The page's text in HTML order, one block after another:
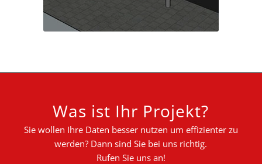
Was ist Ihr Projekt?
Sie wollen Ihre Daten besser nutzen um effizienter zu
werden? Dann sind Sie bei uns richtig.
Rufen Sie uns an!